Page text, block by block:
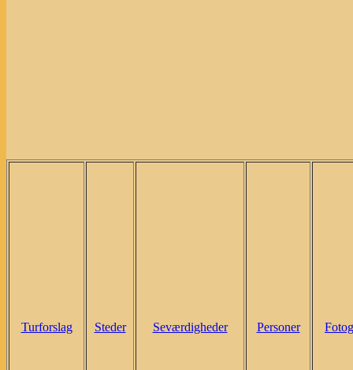
Turforslag Steder Seværdigheder Personer